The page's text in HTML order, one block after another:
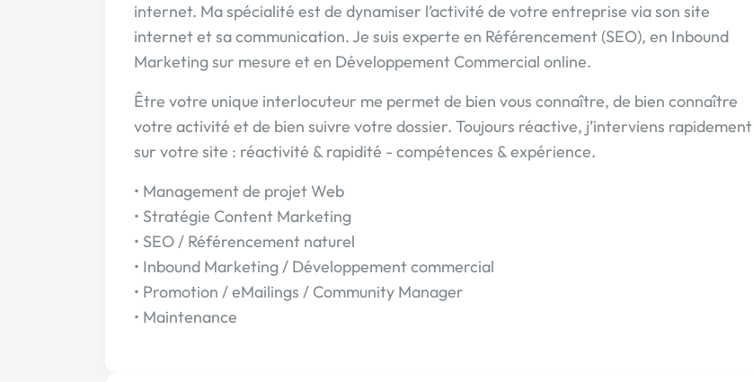
internet. Ma spécialité est de dynamiser l’activité de votre entreprise via son site
internet et sa communication. Je suis experte en Référencement (SEO), en Inbound
Marketing sur mesure et en Développement Commercial online.
Être votre unique interlocuteur me permet de bien vous connaître, de bien connaître
votre activité et de bien suivre votre dossier. Toujours réactive, j’interviens rapidement
sur votre site : réactivité & rapidité - compétences & expérience.
• Management de projet Web
• Stratégie Content Marketing
• SEO / Référencement naturel
• Inbound Marketing / Développement commercial
• Promotion / eMailings / Community Manager
• Maintenance